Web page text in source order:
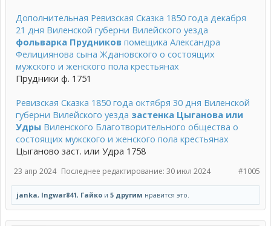
Дополнительная Ревизская Сказка 1850 года декабря
21 дня Виленской губерни Вилейского уезда
фольварка Прудников помещика Александра
Фелициянова сына Ждановского о состоящих
мужского и женского пола крестьянах
Прудники ф. 1751
Ревизская Сказка 1850 года октября 30 дня Виленской
губерни Вилейского уезда застенка Цыганова или
Удры Виленского Благотворительного общества о
состоящих мужского и женского пола крестьянах
Цыганово заст. или Удра 1758
#1005
23 апр 2024 Последнее редактирование: 30 июл 2024
janka, Ingwar841, Гайко и 5 другим нравится это.